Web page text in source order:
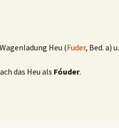
Heu (Fuder, Bed. a)
das Heu als Fóuder.